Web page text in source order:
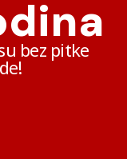
bez pitke